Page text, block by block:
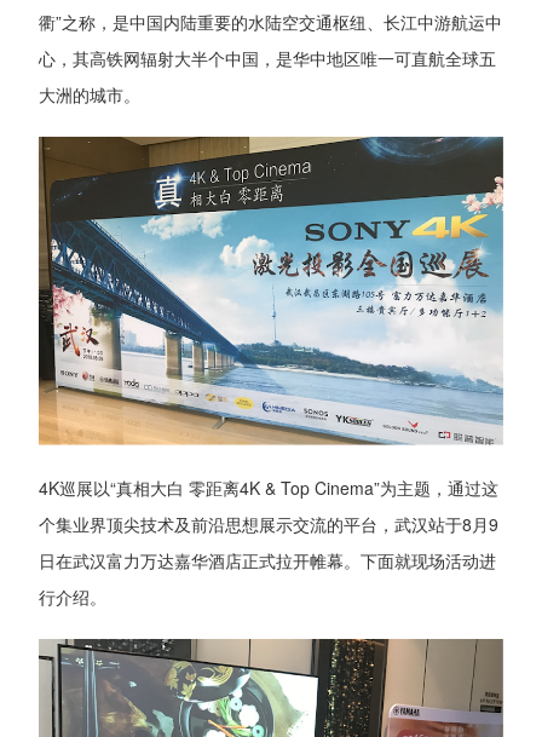
衢”之称，是中国内陆重要的水陆空交通枢纽、长江中游航运中
心，其高铁网辐射大半个中国，是华中地区唯一可直航全球五
大洲的城市。
4K巡展以“真相大白 零距离4K & Top Cinema”为主题，通过这
个集业界顶尖技术及前沿思想展示交流的平台，武汉站于8月9
日在武汉富力万达嘉华酒店正式拉开帷幕。下面就现场活动进
行介绍。